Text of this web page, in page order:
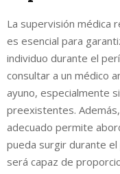
La supervisión médica
es esencial para
individuo durante el
consultar a un médico
ayuno, especialmente
preexistentes.
adecuado permite
pueda surgir durante
será capaz de